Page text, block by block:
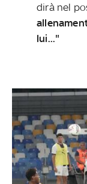
dirà nel
lui..."